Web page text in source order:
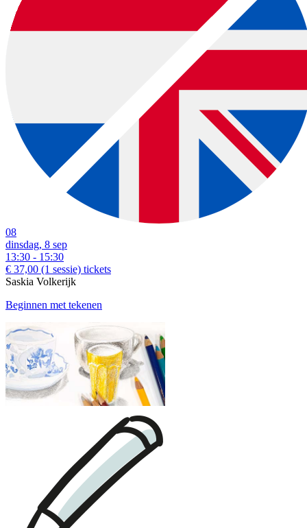
08
dinsdag, 8 sep
13:30 - 15:30
€ 37,00 (1 sessie) tickets
Saskia Volkerijk
Beginnen met tekenen